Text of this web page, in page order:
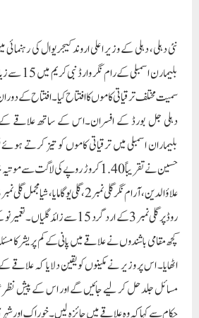
روڈ پر گلی نمبر 3 کے ارد گرد 15 سے
کچھ مقامی باشندوں نے علاقے میں پانی کے کم پریشر کا
اٹھایا۔ اس پر وزیر نے مکینوں کو یقین دلایا کہ علاقے
مسائل جلد حل کر لیے جائیں گے اور اس کے پیش
حکام سے کہا کہ وہ علاقے میں جائزہ لیں۔ خوراک اور
بورڈ سے کہا ہے کہ وہ پانی کی سپلائی کی صورتحال کی
وزٹ کے دوران وزیر عمران حسین نے بی ایس ای ایس
مقامی رہائشیوں کے تحفظ کو یقینی بنانے کے لیے
مرمت کی جائے اور علاقے میں بلیک اسپاٹس کو ختم
کی فراہمی کو بھی یقینی بنایا جائے۔ بی ایس ای ایس سے
انتظام اور شکایات کے ازالے کے نظام کو بہتر
چیت کے دوران وزیر نے بتایا کہ بلیماران اسمبلی